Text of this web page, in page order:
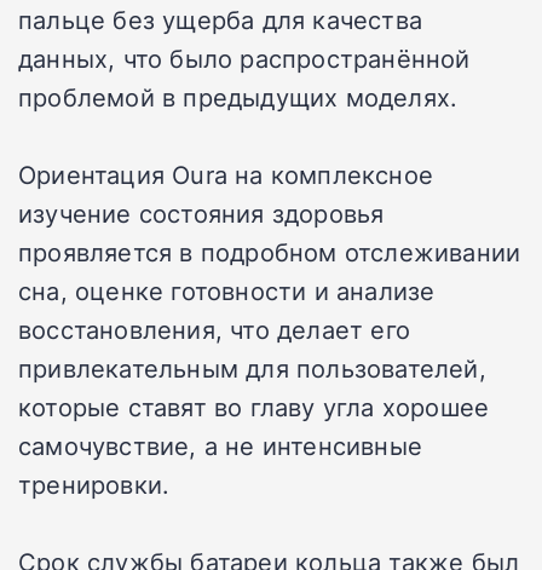
пальце без ущерба для качества
данных, что было распространённой
проблемой в предыдущих моделях.
Ориентация Oura на комплексное
изучение состояния здоровья
проявляется в подробном отслеживании
сна, оценке готовности и анализе
восстановления, что делает его
привлекательным для пользователей,
которые ставят во главу угла хорошее
самочувствие, а не интенсивные
тренировки.
Срок службы батареи кольца также был